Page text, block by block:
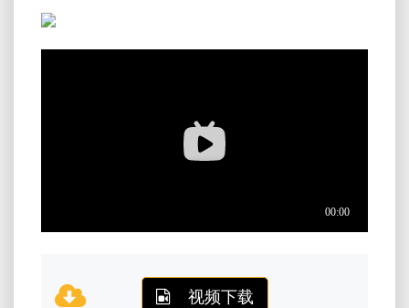
scene
视频下载